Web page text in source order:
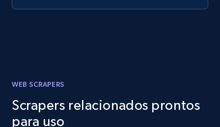
WEB SCRAPERS
Scrapers relacionados prontos
para uso